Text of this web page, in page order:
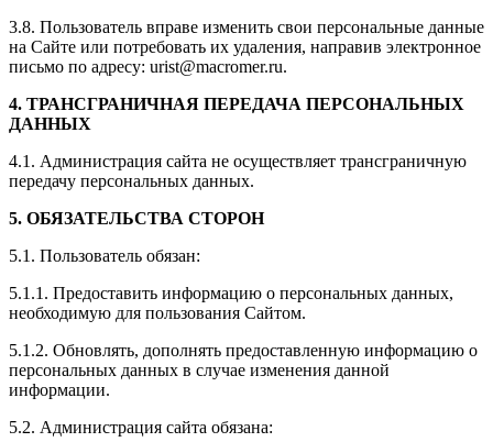
3.8. Пользователь вправе изменить свои персональные данные
на Сайте или потребовать их удаления, направив электронное
письмо по адресу: urist@macromer.ru.
4. ТРАНСГРАНИЧНАЯ ПЕРЕДАЧА ПЕРСОНАЛЬНЫХ
ДАННЫХ
4.1. Администрация сайта не осуществляет трансграничную
передачу персональных данных.
5. ОБЯЗАТЕЛЬСТВА СТОРОН
5.1. Пользователь обязан:
5.1.1. Предоставить информацию о персональных данных,
необходимую для пользования Сайтом.
5.1.2. Обновлять, дополнять предоставленную информацию о
персональных данных в случае изменения данной
информации.
5.2. Администрация сайта обязана: